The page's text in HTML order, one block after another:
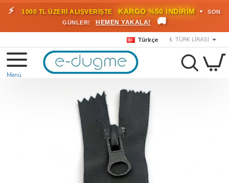
⚡ 1000 TL ÜZERİ ALIŞVERİŞTE KARGO %50 İNDİRİM •
SON
GÜNLER!
HEMEN YAKALA! 🚚
Türkçe ₺ TÜRK LIRASI